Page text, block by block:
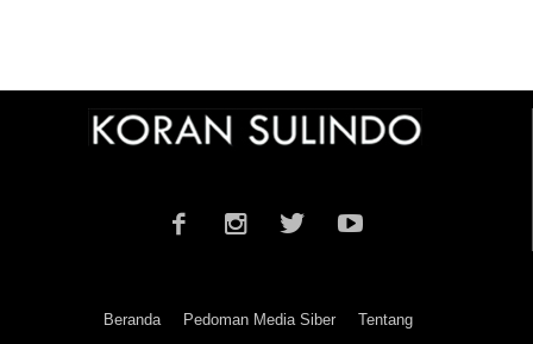
Beranda Pedoman Media Siber Tentang